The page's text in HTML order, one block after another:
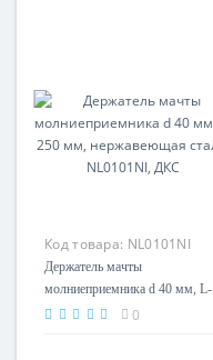
Код товара: NL0101NI
Держатель мачты
молниеприемника d 40 мм, L-
250 мм, нержавеющая сталь,
0